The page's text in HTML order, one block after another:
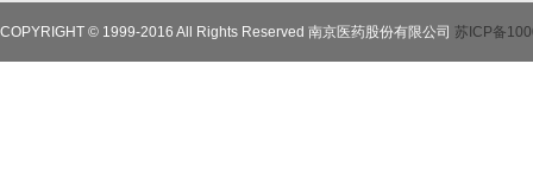
COPYRIGHT © 1999-2016 All Rights Reserved 南京医药股份有限公司 苏ICP备